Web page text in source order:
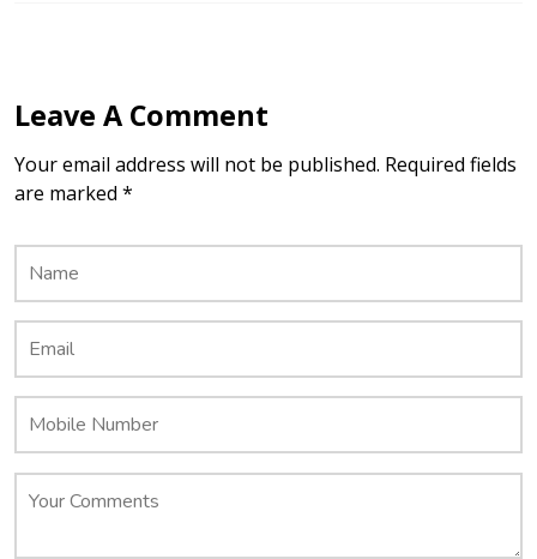
Leave A Comment
Your email address will not be published. Required fields
are marked *